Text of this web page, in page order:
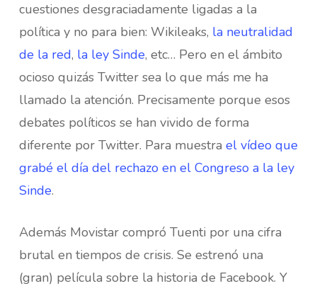
cuestiones desgraciadamente ligadas a la
política y no para bien: Wikileaks, la neutralidad
de la red, la ley Sinde, etc… Pero en el ámbito
ocioso quizás Twitter sea lo que más me ha
llamado la atención. Precisamente porque esos
debates políticos se han vivido de forma
diferente por Twitter. Para muestra el vídeo que
grabé el día del rechazo en el Congreso a la ley
Sinde.
Además Movistar compró Tuenti por una cifra
brutal en tiempos de crisis. Se estrenó una
(gran) película sobre la historia de Facebook. Y